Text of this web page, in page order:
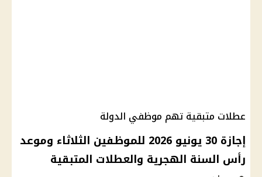
عطلات متبقية تهم موظفي الدولة
إجازة 30 يونيو 2026 للموظفين الثلاثاء وموعد
رأس السنة الهجرية والعطلات المتبقية